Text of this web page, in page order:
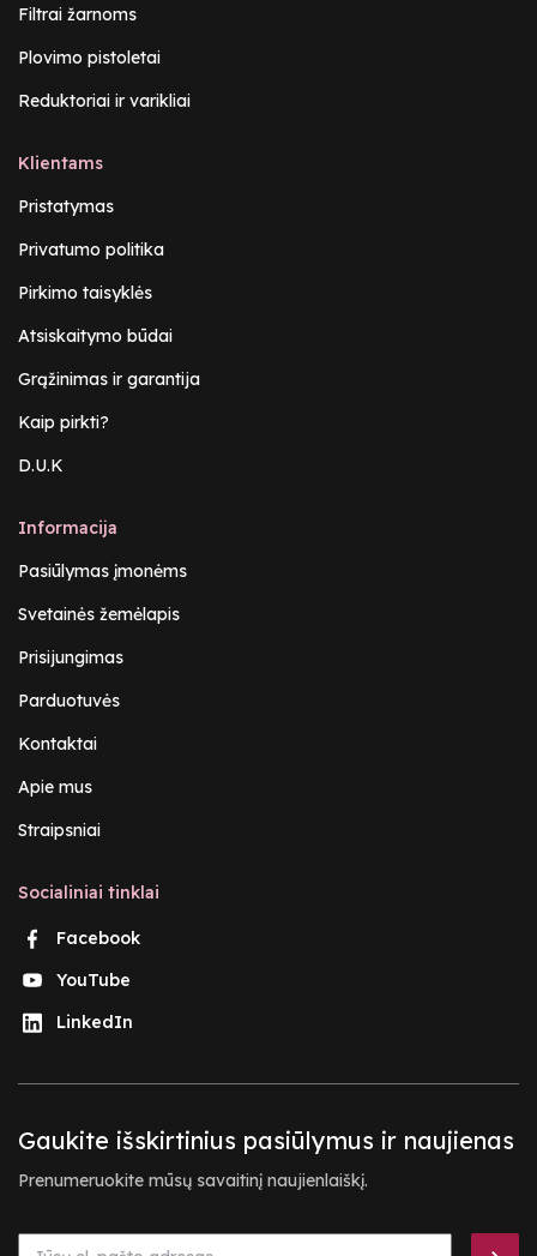
Filtrai žarnoms
Plovimo pistoletai
Reduktoriai ir varikliai
Klientams
Pristatymas
Privatumo politika
Pirkimo taisyklės
Atsiskaitymo būdai
Grąžinimas ir garantija
Kaip pirkti?
D.U.K
Informacija
Pasiūlymas įmonėms
Svetainės žemėlapis
Prisijungimas
Parduotuvės
Kontaktai
Apie mus
Straipsniai
Socialiniai tinklai
Facebook
YouTube
LinkedIn
Gaukite išskirtinius pasiūlymus ir naujienas
Prenumeruokite mūsų savaitinį naujienlaiškį.